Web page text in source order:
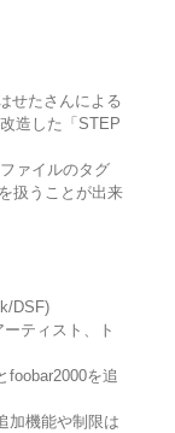
せたさんによる
造した「STEP
ァイルのタグ
扱うことが出来
DSF)
ティスト、ト
foobar2000を追
加機能や制限は